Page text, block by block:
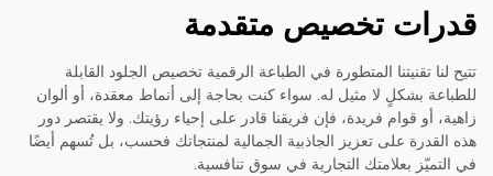
قدرات تخصيص متقدمة
تتيح لنا تقنيتنا المتطورة في الطباعة الرقمية تخصيص الجلود القابلة
للطباعة بشكلٍ لا مثيل له. سواء كنت بحاجة إلى أنماط معقدة، أو ألوان
زاهية، أو قوام فريدة، فإن فريقنا قادر على إحياء رؤيتك. ولا يقتصر دور
هذه القدرة على تعزيز الجاذبية الجمالية لمنتجاتك فحسب، بل تُسهم أيضًا
في التميّز بعلامتك التجارية في سوق تنافسية.